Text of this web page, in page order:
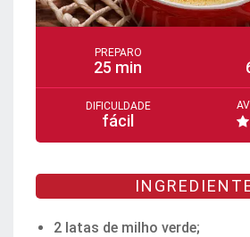
PREPARO
25 min
DIFICULDADE
fácil
2 latas de milho verde;